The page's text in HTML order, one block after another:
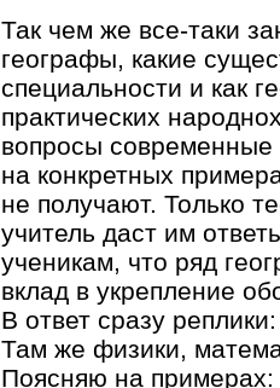
Так чем же все-таки
географы, какие
специальности и как
практических
вопросы современные
на конкретных
не получают. Только
учитель даст им
ученикам, что ряд
вклад в укрепление
В ответ сразу
Там же физики,
Поясняю на примерах: